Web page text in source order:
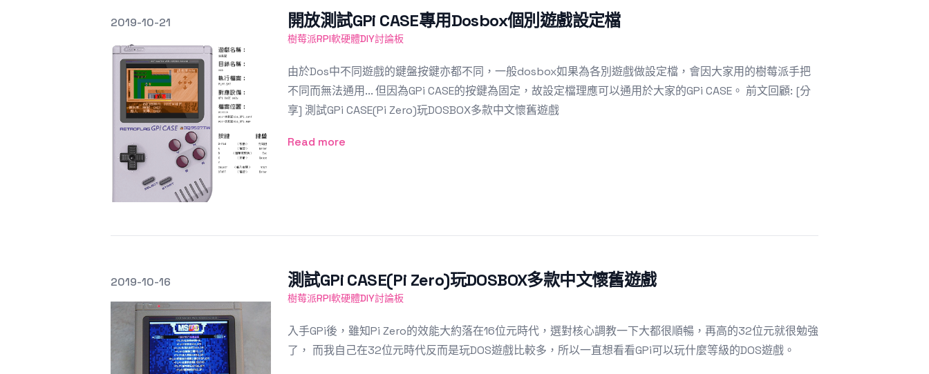
發文於
2019-10-21
開放測試GPi CASE專用Dosbox個別遊戲設定檔
樹莓派RPI軟硬體DIY討論板
由於Dos中不同遊戲的鍵盤按鍵亦都不同，一般dosbox如果為各別遊戲做設定檔，會因大家用的樹莓派手把
不同而無法通用... 但因為GPi CASE的按鍵為固定，故設定檔理應可以通用於大家的GPi CASE。 前文回顧: [分
享] 測試GPi CASE(Pi Zero)玩DOSBOX多款中文懷舊遊戲
Read more
發文於
2019-10-16
測試GPi CASE(Pi Zero)玩DOSBOX多款中文懷舊遊戲
樹莓派RPI軟硬體DIY討論板
入手GPi後，雖知Pi Zero的效能大約落在16位元時代，選對核心調教一下大都很順暢，再高的32位元就很勉強
了， 而我自己在32位元時代反而是玩DOS遊戲比較多，所以一直想看看GPi可以玩什麼等級的DOS遊戲。